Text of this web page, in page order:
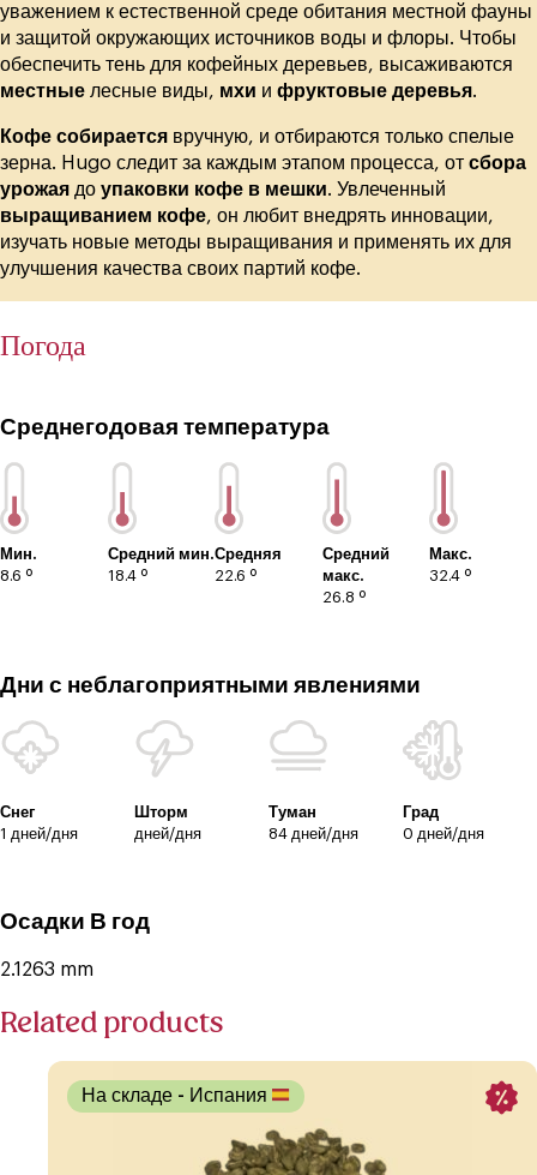
уважением к естественной среде обитания местной фауны
и защитой окружающих источников воды и флоры. Чтобы
обеспечить тень для кофейных деревьев, высаживаются
местные лесные виды, мхи и фруктовые деревья.
Кофе собирается вручную, и отбираются только спелые
зерна. Hugo следит за каждым этапом процесса, от сбора
урожая до упаковки кофе в мешки. Увлеченный
выращиванием кофе, он любит внедрять инновации,
изучать новые методы выращивания и применять их для
улучшения качества своих партий кофе.
Погода
Среднегодовая температура
Мин.
8.6 º
Средний мин.
18.4 º
Средняя
22.6 º
Средний
макс.
26.8 º
Макс.
32.4 º
Дни с неблагоприятными явлениями
Снег
1 дней/дня
Шторм
дней/дня
Туман
84 дней/дня
Град
0 дней/дня
Осадки В год
2.1263 mm
Related products
На складе - Испания